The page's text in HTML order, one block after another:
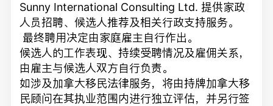
Sunny International Consulting Ltd. 提供家政
人员招聘、候选人推荐及相关行政支持服务。
最终聘用决定由家庭雇主自行作出。
候选人的工作表现、持续受聘情况及雇佣关系，
由雇主与候选人双方自行负责。
如涉及加拿大移民法律服务，将由持牌加拿大移
民顾问在其执业范围内进行独立评估，并另行签